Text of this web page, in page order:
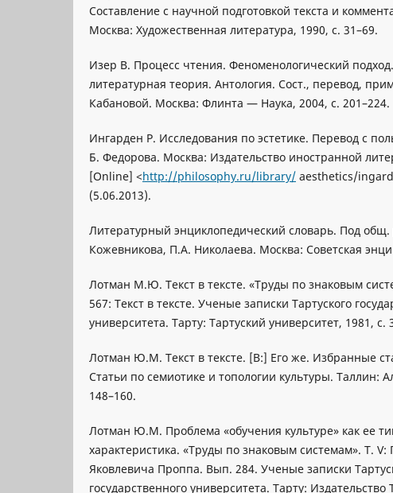
Составление с научной подготовкой текста и
Москва: Художественная литература, 1990, с. 31–69.
Изер В. Процесс чтения. Феноменологический
литературная теория. Антология. Сост., перевод,
Кабановой. Москва: Флинта — Наука, 2004, с. 201–224.
Ингарден Р. Исследования по эстетике. Перевод с
Б. Федорова. Москва: Издательство иностранной
[Оnline] <http://philosophy.ru/library/ aesthetics/
(5.06.2013).
Литературный энциклопедический словарь. Под
Кожевникова, П.А. Николаева. Москва: Советская
Лотман М.Ю. Текст в тексте. «Труды по знаковым
567: Текст в тексте. Ученые записки Тартуского
университета. Тарту: Тартуский университет, 1981, c.
Лотман Ю.М. Текст в тексте. [B:] Его же. Избранные
Статьи по семиотике и топологии культуры. Таллин:
148–160.
Лотман Ю.М. Проблема «обучения культуре» как ее
характеристика. «Труды по знаковым системам». T.
Яковлевича Проппа. Вып. 284. Ученые записки
гоcударственного университета. Тарту: Издательство